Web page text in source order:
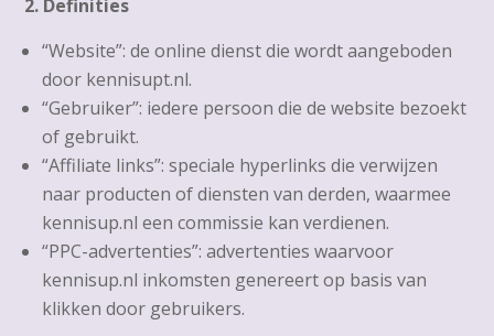
2. Definities
“Website”: de online dienst die wordt aangeboden
door kennisupt.nl.
“Gebruiker”: iedere persoon die de website bezoekt
of gebruikt.
“Affiliate links”: speciale hyperlinks die verwijzen
naar producten of diensten van derden, waarmee
kennisup.nl een commissie kan verdienen.
“PPC-advertenties”: advertenties waarvoor
kennisup.nl inkomsten genereert op basis van
klikken door gebruikers.